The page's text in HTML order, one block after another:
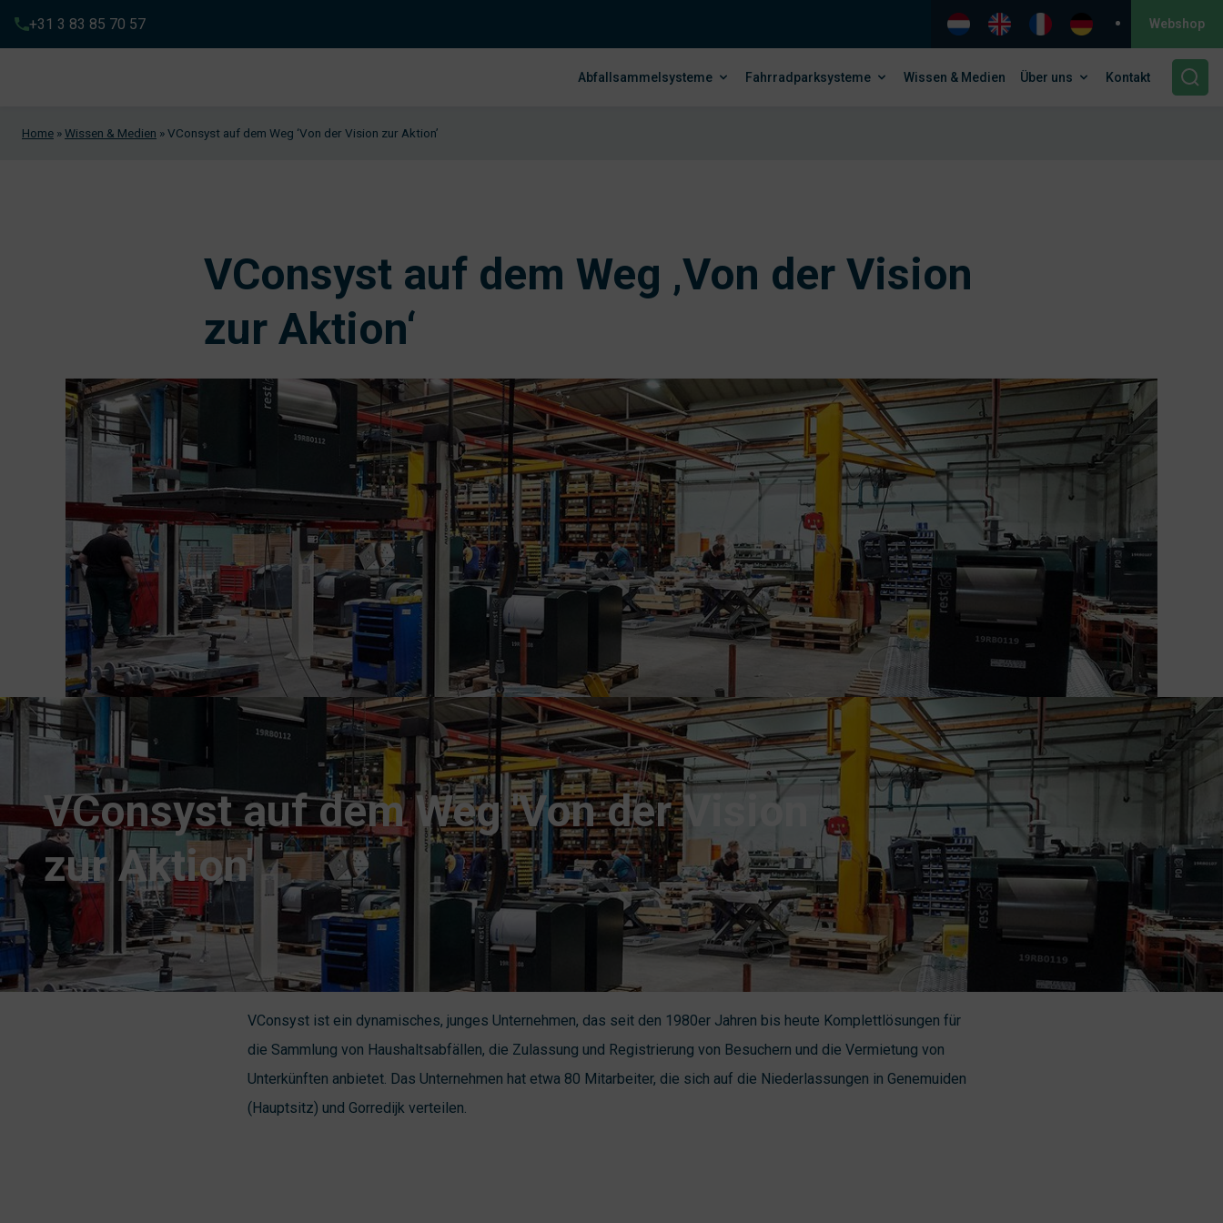
+31 3 83 85 70 57 Webshop
Abfallsammelsysteme Fahrradparksysteme Wissen & Medien Über uns Kontakt
Home »Wissen & Medien »VConsyst auf dem Weg ‘Von der Vision zur Aktion’
VConsyst auf dem Weg ‚Von der Vision
zur Aktion‘
VConsyst auf dem Weg 'Von der Vision
zur Aktion'
VConsyst ist ein dynamisches, junges Unternehmen, das seit den 1980er Jahren bis heute Komplettlösungen für
die Sammlung von Haushaltsabfällen, die Zulassung und Registrierung von Besuchern und die Vermietung von
Unterkünften anbietet. Das Unternehmen hat etwa 80 Mitarbeiter, die sich auf die Niederlassungen in Genemuiden
(Hauptsitz) und Gorredijk verteilen.